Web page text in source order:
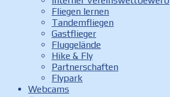
Fliegen lernen
Tandemfliegen
Gastflieger
Fluggelände
Hike & Fly
Partnerschaften
Flypark
Webcams